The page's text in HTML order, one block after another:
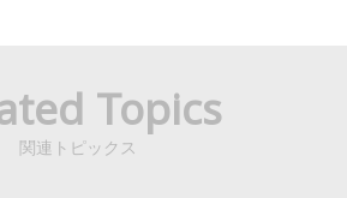
Topics
関連トピックス